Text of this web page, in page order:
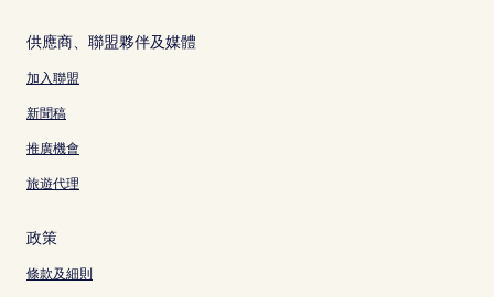
供應商、聯盟夥伴及媒體
加入聯盟
新聞稿
推廣機會
旅遊代理
政策
條款及細則